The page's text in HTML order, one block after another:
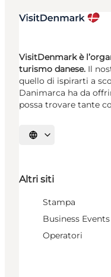
VisitDenmark è
turismo danese. Il
quello di ispirarti a
Danimarca ha da
possa trovare tante
Seleziona la lingua
Altri siti
Stampa
Business Events
Operatori